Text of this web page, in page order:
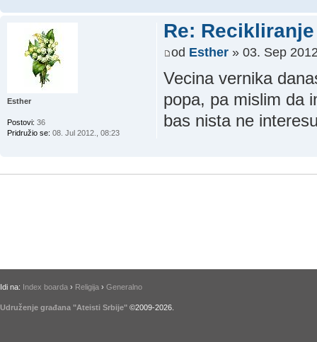
Re:
od Esther» 03. Sep
Vecina vernika
popa, pa mislim da
bas nista ne
Esther
Postovi: 36
Pridružio se: 08. Jul 2012., 08:23
Idi na: Index boarda › Religija › Generalno
Udruženje građana "Ateisti Srbije" ©2009-2026